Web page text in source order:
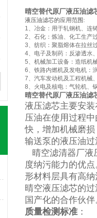
晴空替代原厂液压油滤
液压油滤芯的应用范围:
1、冶金：用于轧钢机、连
2、石化：炼油、化工生产
3、纺织：聚脂熔体在拉丝
4、电子及制药：反渗透水
5、机械加工设备：造纸机
6、铁路内燃机及发电机：
7、汽车发动机及工程机械
8、火电及核电：气轮机、
晴空替代原厂液压油滤
液压滤芯主要安
压油在使用过程
快，增加机械磨
输送泵的液压油
晴空滤清器厂
度纳污能力的优
形材料层具有高
晴空液压滤芯的
国产化的合作伙伴
质量检测标准 ：